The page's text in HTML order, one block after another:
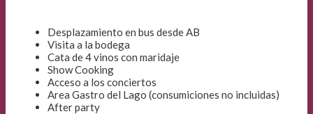
Desplazamiento en bus desde AB
Visita a la bodega
Cata de 4 vinos con maridaje
Show Cooking
Acceso a los conciertos
Area Gastro del Lago (consumiciones no incluidas)
After party